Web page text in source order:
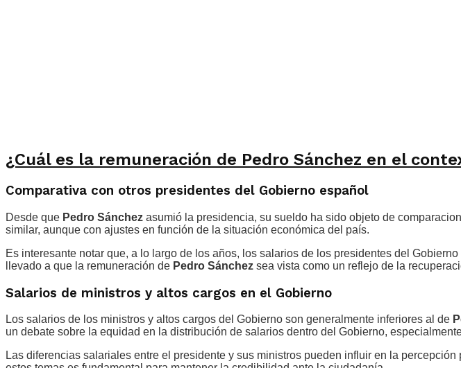
¿Cuál es la remuneración de Pedro Sánchez en el
Comparativa con otros presidentes del Gobierno español
Desde que Pedro Sánchez asumió la presidencia, su sueldo ha sido objeto de
similar, aunque con ajustes en función de la situación económica del país.
Es interesante notar que, a lo largo de los años, los salarios de los presidentes del
llevado a que la remuneración de Pedro Sánchez sea vista como un reflejo de la
Salarios de ministros y altos cargos en el Gobierno
Los salarios de los ministros y altos cargos del Gobierno son generalmente inferiores al de
un debate sobre la equidad en la distribución de salarios dentro del Gobierno,
Las diferencias salariales entre el presidente y sus ministros pueden influir en la